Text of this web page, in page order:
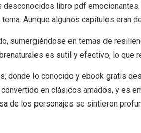
desconocidos libro pdf
Aunque algunos capítulos eran
sumergiéndose en temas de
es sutil y efectivo, lo que
donde lo conocido y ebook gratis
en clásicos amados, y es
de los personajes se sintieron